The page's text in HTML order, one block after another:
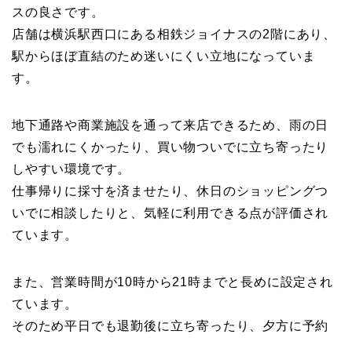
スの良さです。
店舗は横浜駅西口にある相鉄ジョイナスの2階にあり、
駅からほぼ直結のため迷いにくい立地になっていま
す。
地下通路や商業施設を通って来店できるため、雨の日
でも濡れにくかったり、買い物ついでに立ち寄ったり
しやすい環境です。
仕事帰りに採寸を済ませたり、休日のショッピングつ
いでに相談したりと、気軽に利用できる点が評価され
ています。
また、営業時間が10時から21時までと長めに設定され
ています。
そのため平日でも退勤後に立ち寄ったり、夕方に予約